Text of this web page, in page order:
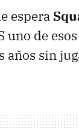
espera
uno de
años sin